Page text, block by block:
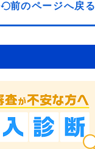
前のページへ戻る